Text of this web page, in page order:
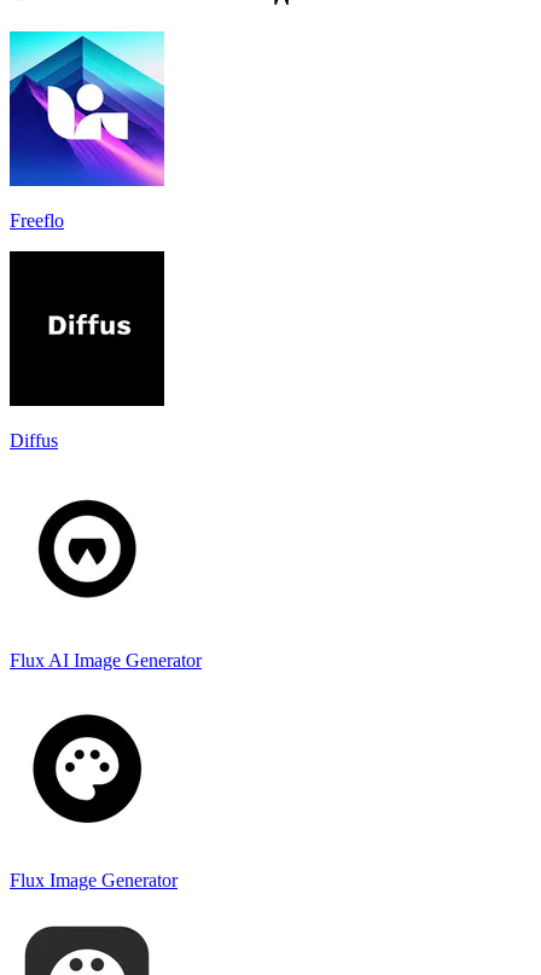
Freeflo
Diffus
Flux AI Image Generator
Flux Image Generator